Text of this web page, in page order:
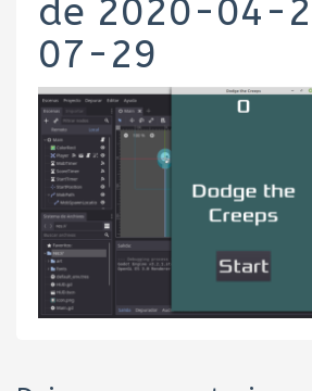
de 2020-04-
07-29